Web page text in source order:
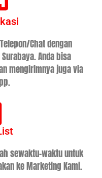
Chat dengan
Anda bisa
mengirimnya juga via
sewaktu-waktu untuk
ke Marketing Kami.